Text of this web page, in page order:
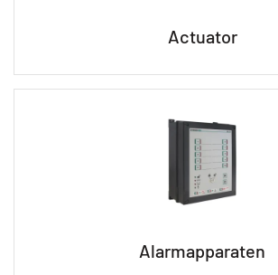
Actuator
Alarmapparaten